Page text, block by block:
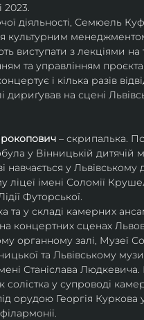
2023.
діяльності, Семюель
культурним
виступати з лекціями на
та управлінням
і кілька разів
дириґував на сцені
– скрипалька.
у Вінницькій дитячій
навчається у
ліцеї імені Соломії
Футорської.
та у складі камерних
концертних сценах
органному залі, Музеї
та Львівському
Станіслава
солістка у супроводі
орудою Георгія Куркова